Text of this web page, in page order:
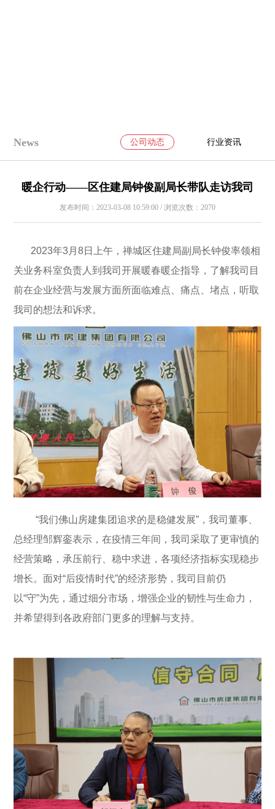
News 公司动态 行业资讯
暖企行动——区住建局钟俊副局长带队走访我司
发布时间：2023-03-08 10:59:00 / 浏览次数：2070
2023年3月8日上午，禅城区住建局副局长钟俊率领相
关业务科室负责人到我司开展暖春暖企指导，了解我司目
前在企业经营与发展方面所面临难点、痛点、堵点，听取
我司的想法和诉求。
“我们佛山房建集团追求的是稳健发展”，我司董事、
总经理邹辉銮表示，在疫情三年间，我司采取了更审慎的
经营策略，承压前行、稳中求进，各项经济指标实现稳步
增长。面对“后疫情时代”的经济形势，我司目前仍
以“守”为先，通过细分市场，增强企业的韧性与生命力，
并希望得到各政府部门更多的理解与支持。